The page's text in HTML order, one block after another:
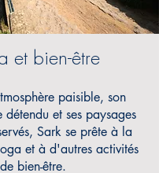
et bien-être
paisible, son
détendu et ses paysages
Sark se prête à la
et à d'autres activités
de bien-être.